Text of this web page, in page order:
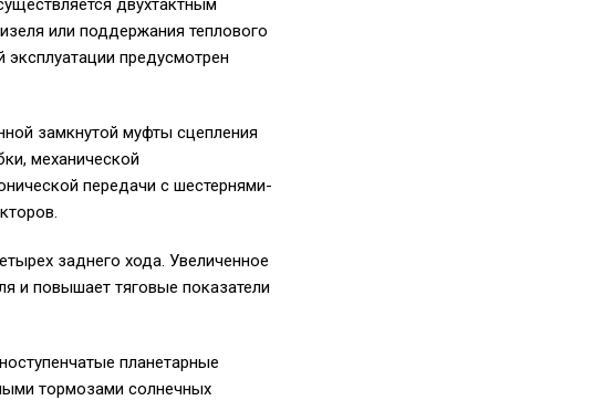
двухтактным
или поддержания теплового
предусмотрен
замкнутой муфты сцепления
механической
передачи с шестернями-
заднего хода. Увеличенное
и повышает тяговые показатели
планетарные
тормозами солнечных